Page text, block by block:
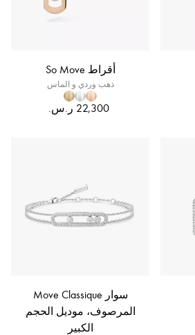
أقراط So Move
ذهب وردي و الماس
سوار Move Classique
المرصوف، موديل الحجم
الكبير